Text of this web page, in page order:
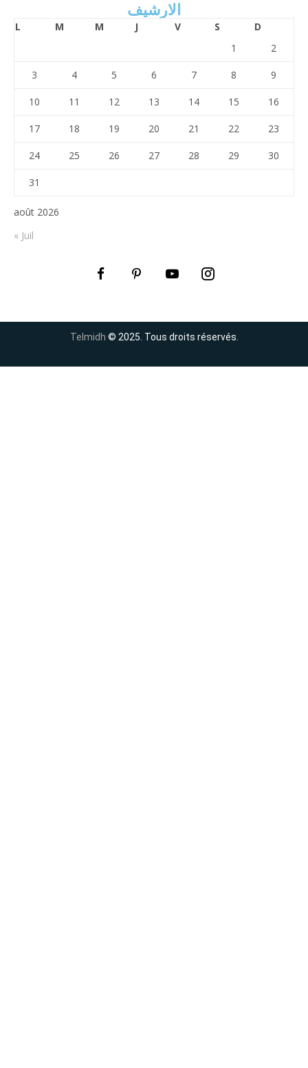
الارشيف
août 2026
L M M J V S
D
1
2
3 4 5 6 7 8 9
10 11 12 13 14 15 16
17 18 19 20 21 22 23
24 25 26 27 28 29 30
31
« Juil
Telmidh © 2025. Tous droits réservés.